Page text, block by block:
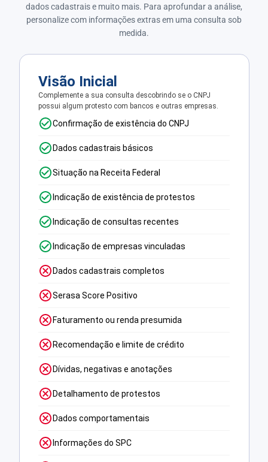
dados cadastrais e muito mais. Para aprofundar a análise,
personalize com informações extras em uma consulta sob
medida.
Visão Inicial
Complemente a sua consulta descobrindo se o CNPJ
possui algum protesto com bancos e outras empresas.
Confirmação de existência do CNPJ
Dados cadastrais básicos
Situação na Receita Federal
Indicação de existência de protestos
Indicação de consultas recentes
Indicação de empresas vinculadas
Dados cadastrais completos
Serasa Score Positivo
Faturamento ou renda presumida
Recomendação e limite de crédito
Dívidas, negativas e anotações
Detalhamento de protestos
Dados comportamentais
Informações do SPC